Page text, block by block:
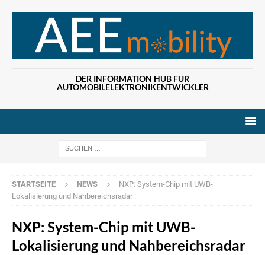
DER INFORMATION HUB FÜR
AUTOMOBILELEKTRONIKENTWICKLER
STARTSEITE NEWS
NXP: System-Chip mit UWB-
Lokalisierung und Nahbereichsradar
NXP: System-Chip mit UWB-
Lokalisierung und Nahbereichsradar